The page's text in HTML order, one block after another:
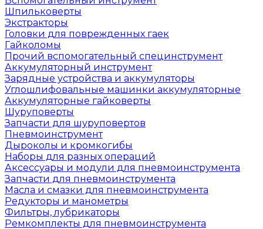
Шпильковерты
Экстракторы
Головки для поврежденных гаек
Гайколомы
Прочий вспомогательный специнструмент
Аккумуляторный инструмент
Зарядные устройства и аккумуляторы
Углошлифовальные машинки аккумуляторные
Аккумуляторные гайковерты
Шуруповерты
Запчасти для шуруповертов
Пневмоинструмент
Дыроколы и кромкогибы
Наборы для разных операций
Аксессуары и модули для пневмоинструмента
Запчасти для пневмоинструмента
Масла и смазки для пневмоинструмента
Редукторы и манометры
Фильтры, лубрикаторы
Ремкомплекты для пневмоинструмента